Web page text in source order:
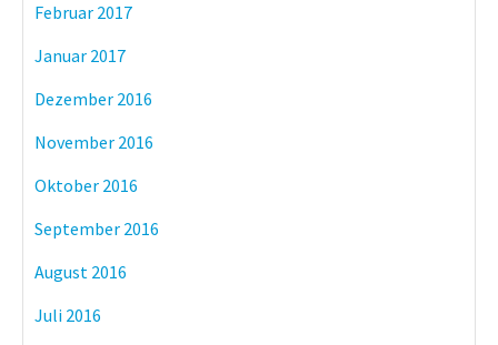
Februar 2017
Januar 2017
Dezember 2016
November 2016
Oktober 2016
September 2016
August 2016
Juli 2016